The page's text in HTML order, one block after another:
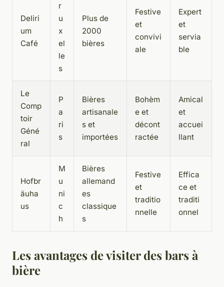
Deliri
um
Café
r
u
x
el
le
s
Plus de
2000
bières
Festive
et
convivi
ale
Expert
et
servia
ble
Le
Comp
toir
Géné
ral
P
a
ri
s
Bières
artisanale
s et
importées
Bohèm
e et
décont
ractée
Amical
et
accuei
llant
Hofbr
äuha
us
M
u
ni
c
h
Bières
allemand
es
classique
s
Festive
et
traditio
nnelle
Effica
ce et
traditi
onnel
Les avantages de visiter des bars à
bière